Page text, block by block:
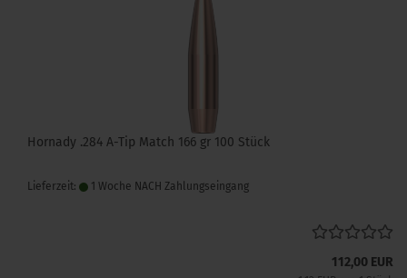
Hornady .284 A-Tip Match 166 gr 100 Stück
Lieferzeit: 1 Woche NACH Zahlungseingang
112,00 EUR